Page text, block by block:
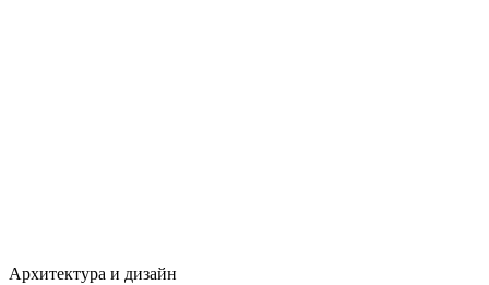
Архитектура и дизайн